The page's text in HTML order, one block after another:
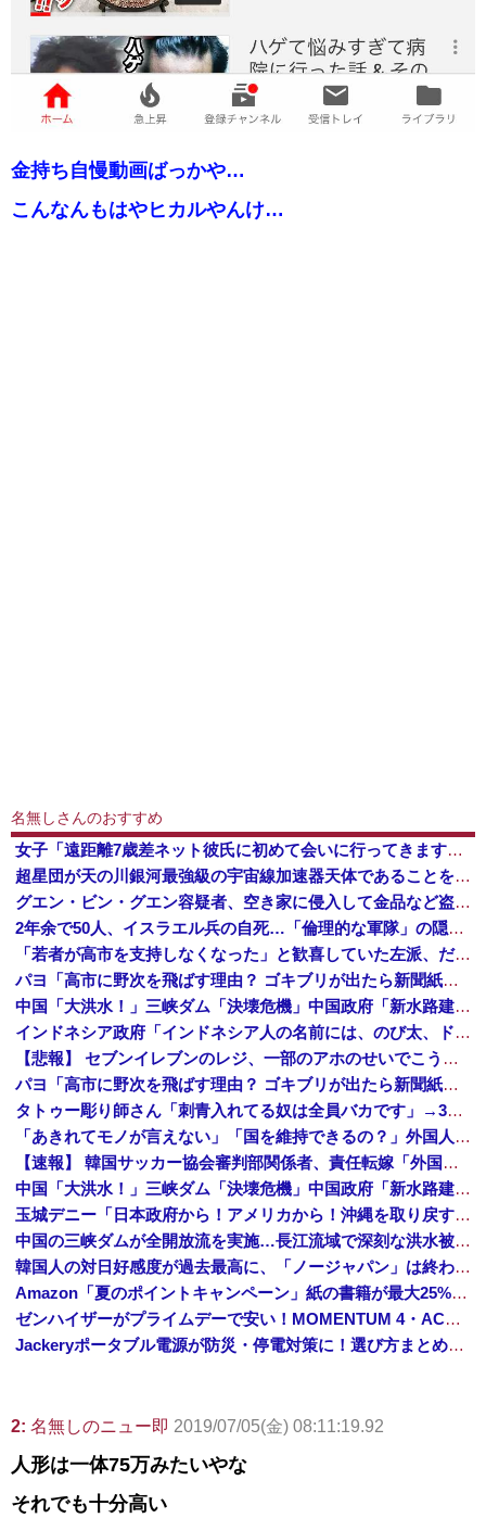
金持ち自慢動画ばっかや…
こんなんもはやヒカルやんけ…
名無しさんのおすすめ
女子「遠距離7歳差ネット彼氏に初めて会いに行ってきます！いざ東京🩷」 → 衝撃の展開にｗｗｗｗｗｗ
超星団が天の川銀河最強級の宇宙線加速器天体であることを解明…岐阜大！
グエン・ビン・グエン容疑者、空き家に侵入して金品など盗んだ疑いで再逮捕 今年４月には別件で逮捕も不起訴になっていた
2年余で50人、イスラエル兵の自死…「倫理的な軍隊」の隠された傷！
「若者が高市を支持しなくなった」と歓喜していた左派、だが高市内閣が消費税減税を実現した結果……
パヨ「高市に野次を飛ばす理由？ ゴキブリが出たら新聞紙で叩くでしょ。それと同じで、人として当然の行動」
中国「大洪水！」三峡ダム「決壊危機」中国政府「新水路建設！（三峡新水路」現場職員「内部情報公開！（失踪」湖南省「三峡放流情報（画像」台風13号「三峡接近」→
インドネシア政府「インドネシア人の名前には、のび太、ドラえもん、スネ夫、ナルト、しんちゃんなどあります」
【悲報】 セブンイレブンのレジ、一部のアホのせいでこうなってしまう
パヨ「高市に野次を飛ばす理由？ ゴキブリが出たら新聞紙で叩くでしょ。それと同じで、人として当然の行動」
タトゥー彫り師さん「刺青入れてる奴は全員バカです」→30万再生ｗｗｗｗｗｗ
「あきれてモノが言えない」「国を維持できるの？」外国人の永住許可要件の厳格化で在日中国人の本音は？
【速報】 韓国サッカー協会審判部関係者、責任転嫁「外国人審判たちが先にマッサージを望んだ」
中国「大洪水！」三峡ダム「決壊危機」中国政府「新水路建設！（三峡新水路」現場職員「内部情報公開！（失踪」湖南省「三峡放流情報（画像」台風13号「三峡接近」→
玉城デニー「日本政府から！アメリカから！沖縄を取り戻す！」
中国の三峡ダムが全開放流を実施…長江流域で深刻な洪水被害！
韓国人の対日好感度が過去最高に、「ノージャパン」は終わった？＝ネット「中国より100倍いい」
Amazon「夏のポイントキャンペーン」紙の書籍が最大25%ポイント還元 対象と条件を整理（2026年7月）
ゼンハイザーがプライムデーで安い！MOMENTUM 4・ACCENTUMなど対象モデルまとめ！
Jackeryポータブル電源が防災・停電対策に！選び方まとめ【プライムデー最終日】
2: 名無しのニュー即 2019/07/05(金) 08:11:19.92
人形は一体75万みたいやな
それでも十分高い